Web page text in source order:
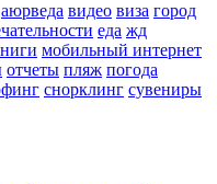
аюрведа видео виза город
еда жд
мобильный интернет
отчеты пляж погода
снорклинг сувениры